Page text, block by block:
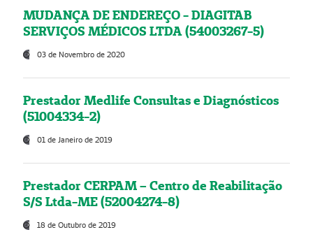
MUDANÇA DE ENDEREÇO - DIAGITAB
SERVIÇOS MÉDICOS LTDA (54003267-5)
03 de Novembro de 2020
Prestador Medlife Consultas e Diagnósticos
(51004334-2)
01 de Janeiro de 2019
Prestador CERPAM – Centro de Reabilitação
S/S Ltda-ME (52004274-8)
18 de Outubro de 2019